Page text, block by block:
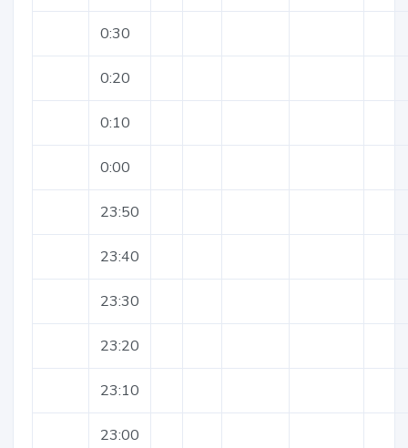
0:30
0:20
0:10
0:00
23:50
23:40
23:30
23:20
23:10
23:00